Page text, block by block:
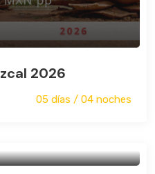
2026
05 días / 04 noches